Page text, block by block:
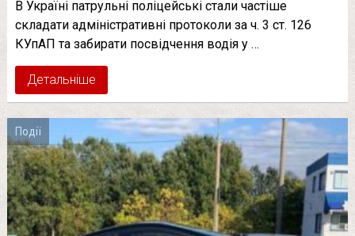
В Україні патрульні поліцейські стали частіше
складати адміністративні протоколи за ч. 3 ст. 126
КУпАП та забирати посвідчення водія у …
Детальніше
Події